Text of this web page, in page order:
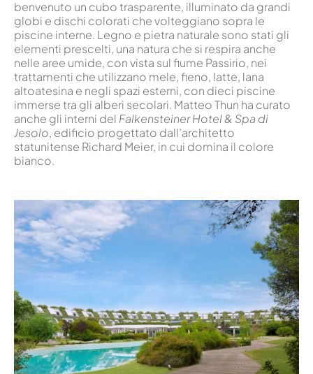
benvenuto un cubo trasparente, illuminato da grandi
globi e dischi colorati che volteggiano sopra le
piscine interne. Legno e pietra naturale sono stati gli
elementi prescelti, una natura che si respira anche
nelle aree umide, con vista sul fiume Passirio, nei
trattamenti che utilizzano mele, fieno, latte, lana
altoatesina e negli spazi esterni, con dieci piscine
immerse tra gli alberi secolari. Matteo Thun ha curato
anche gli interni del Falkensteiner Hotel & Spa di
Jesolo, edificio progettato dall’architetto
statunitense Richard Meier, in cui domina il colore
bianco.